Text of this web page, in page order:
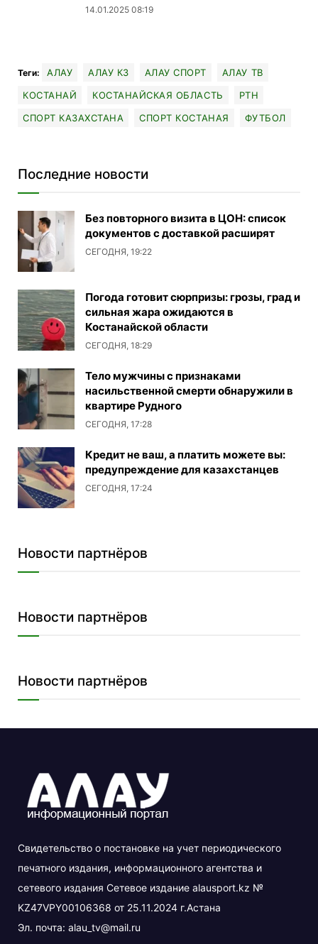
14.01.2025 08:19
Теги: АЛАУ АЛАУ КЗ АЛАУ СПОРТ
АЛАУ ТВ
КОСТАНАЙ
КОСТАНАЙСКАЯ ОБЛАСТЬ
РТН
СПОРТ КАЗАХСТАНА
СПОРТ КОСТАНАЯ ФУТБОЛ
Последние новости
Без повторного визита в ЦОН: список
документов с доставкой расширят
СЕГОДНЯ, 19:22
Погода готовит сюрпризы: грозы, град и
сильная жара ожидаются в
Костанайской области
СЕГОДНЯ, 18:29
Тело мужчины с признаками
насильственной смерти обнаружили в
квартире Рудного
СЕГОДНЯ, 17:28
Кредит не ваш, а платить можете вы:
предупреждение для казахстанцев
СЕГОДНЯ, 17:24
Новости партнёров
Новости партнёров
Новости партнёров
Свидетельство о постановке на учет периодического
печатного издания, информационного агентства и
сетевого издания Сетевое издание alausport.kz №
KZ47VPY00106368 от 25.11.2024 г.Астана
Эл. почта: alau_tv@mail.ru